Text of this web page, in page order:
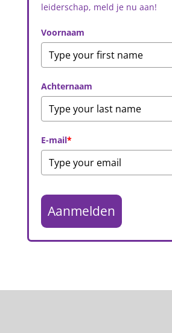
leiderschap, meld je nu aan!
Voornaam
Achternaam
E-mail*
Aanmelden